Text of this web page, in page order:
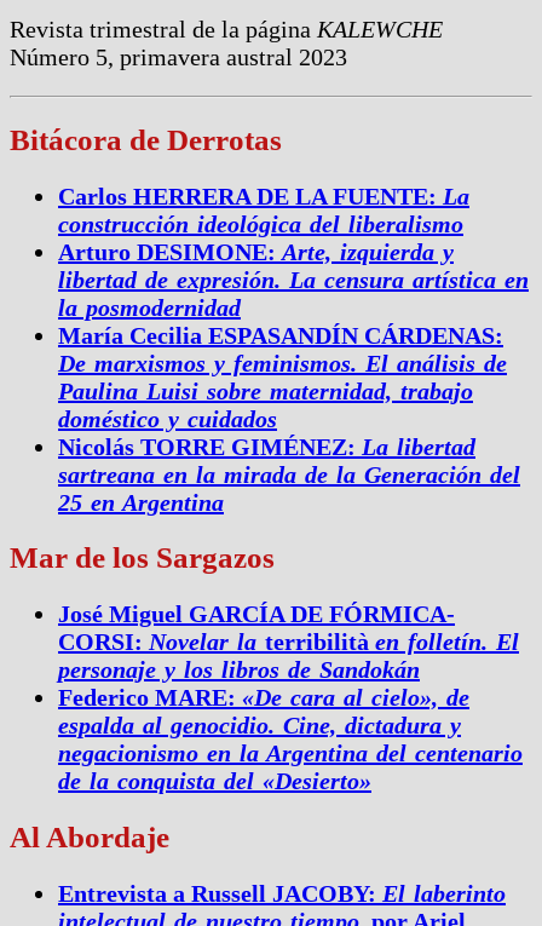
Revista trimestral de la página KALEWCHE
Número 5, primavera austral 2023
Bitácora de Derrotas
Carlos HERRERA DE LA FUENTE: La
construcción ideológica del liberalismo
Arturo DESIMONE: Arte, izquierda y
libertad de expresión. La censura artística en
la posmodernidad
María Cecilia ESPASANDÍN CÁRDENAS:
De marxismos y feminismos. El análisis de
Paulina Luisi sobre maternidad, trabajo
doméstico y cuidados
Nicolás TORRE GIMÉNEZ: La libertad
sartreana en la mirada de la Generación del
25 en Argentina
Mar de los Sargazos
José Miguel GARCÍA DE FÓRMICA-
CORSI: Novelar la terribilità en folletín. El
personaje y los libros de Sandokán
Federico MARE: «De cara al cielo», de
espalda al genocidio. Cine, dictadura y
negacionismo en la Argentina del centenario
de la conquista del «Desierto»
Al Abordaje
Entrevista a Russell JACOBY: El laberinto
intelectual de nuestro tiempo , por Ariel